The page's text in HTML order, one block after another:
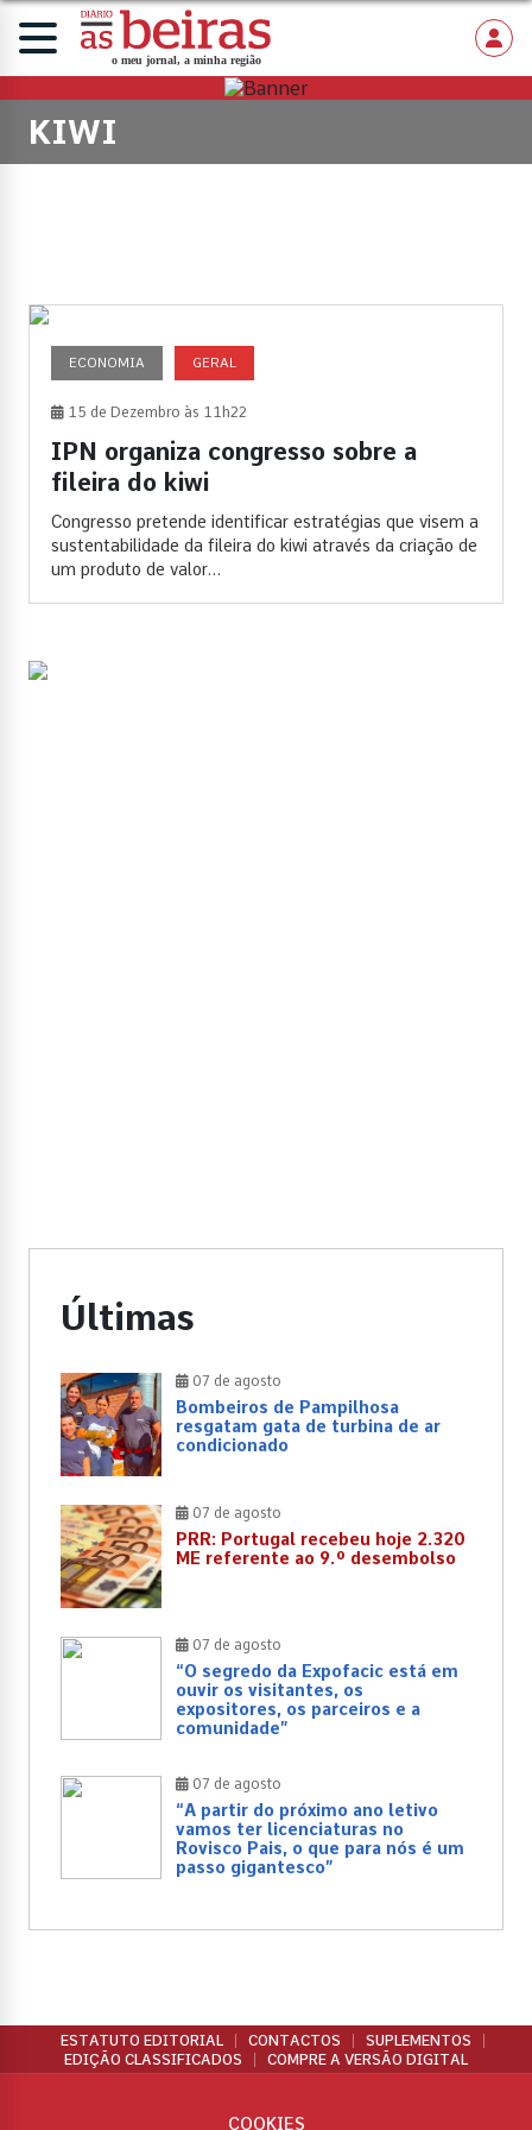
KIWI
ECONOMIA GERAL
15 de Dezembro às 11h22
IPN organiza congresso sobre a
fileira do kiwi
Congresso pretende identificar estratégias que visem a
sustentabilidade da fileira do kiwi através da criação de
um produto de valor...
Últimas
07 de agosto
Bombeiros de Pampilhosa
resgatam gata de turbina de ar
condicionado
07 de agosto
PRR: Portugal recebeu hoje 2.320
ME referente ao 9.º desembolso
07 de agosto
“O segredo da Expofacic está em
ouvir os visitantes, os
expositores, os parceiros e a
comunidade”
07 de agosto
“A partir do próximo ano letivo
vamos ter licenciaturas no
Rovisco Pais, o que para nós é um
passo gigantesco”
ESTATUTO EDITORIAL CONTACTOS
SUPLEMENTOS
EDIÇÃO CLASSIFICADOS
COMPRE A VERSÃO DIGITAL
COOKIES